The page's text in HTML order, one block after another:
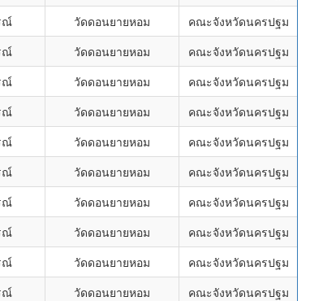
ณ์ วัดดอนยายหอม
คณะจังหวัดนครปฐม
ณ์ วัดดอนยายหอม
คณะจังหวัดนครปฐม
ณ์ วัดดอนยายหอม
คณะจังหวัดนครปฐม
ณ์ วัดดอนยายหอม
คณะจังหวัดนครปฐม
ณ์ วัดดอนยายหอม
คณะจังหวัดนครปฐม
ณ์ วัดดอนยายหอม
คณะจังหวัดนครปฐม
ณ์ วัดดอนยายหอม
คณะจังหวัดนครปฐม
ณ์ วัดดอนยายหอม
คณะจังหวัดนครปฐม
ณ์ วัดดอนยายหอม
คณะจังหวัดนครปฐม
ณ์ วัดดอนยายหอม
คณะจังหวัดนครปฐม